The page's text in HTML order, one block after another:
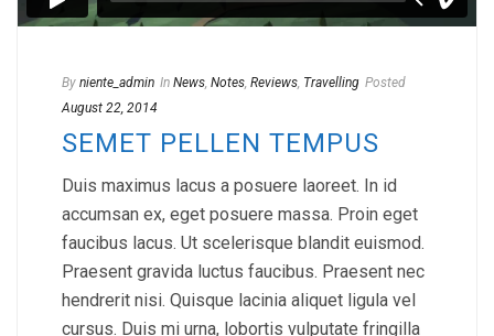
By niente_admin In News Notes Reviews Travelling Posted
August 22, 2014
SEMET PELLEN TEMPUS
Duis maximus lacus a posuere laoreet. In id
accumsan ex, eget posuere massa. Proin eget
faucibus lacus. Ut scelerisque blandit euismod.
Praesent gravida luctus faucibus. Praesent nec
hendrerit nisi. Quisque lacinia aliquet ligula vel
cursus. Duis mi urna, lobortis vulputate fringilla